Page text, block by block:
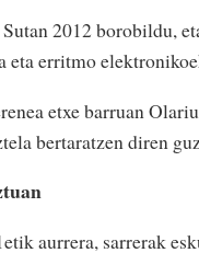
2012 borobildu,
eta erritmo
etxe barruan
bertaratzen diren
aurrera, sarrerak